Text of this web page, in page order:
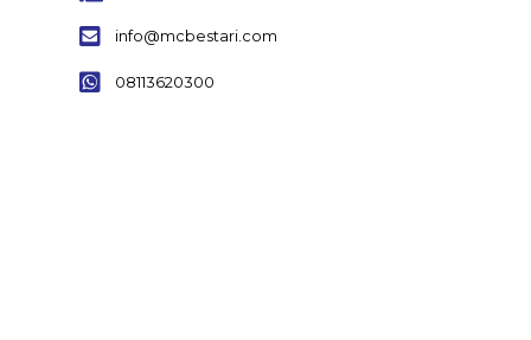
info@mcbestari.com
08113620300